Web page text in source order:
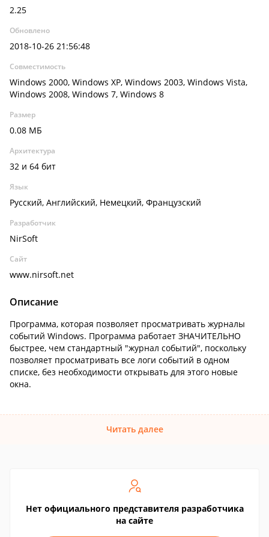
2.25
Обновлено
2018-10-26 21:56:48
Совместимость
Windows 2000, Windows XP, Windows 2003, Windows Vista,
Windows 2008, Windows 7, Windows 8
Размер
0.08 МБ
Архитектура
32 и 64 бит
Язык
Русский, Английский, Немецкий, Французский
Разработчик
NirSoft
Сайт
www.nirsoft.net
Описание
Программа, которая позволяет просматривать журналы
событий Windows. Программа работает ЗНАЧИТЕЛЬНО
быстрее, чем стандартный "журнал событий", поскольку
позволяет просматривать все логи событий в одном
списке, без необходимости открывать для этого новые
окна.
Читать далее
Нет официального представителя разработчика
на сайте